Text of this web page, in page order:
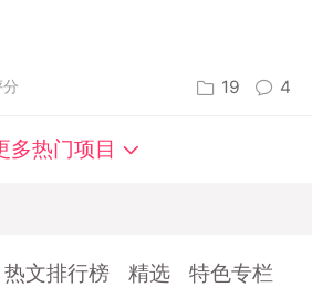
19 4
多热门项目
热文排行榜 精选
特色专栏